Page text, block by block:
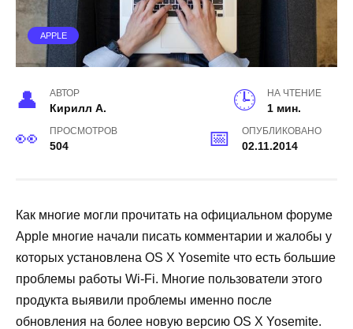
APPLE
АВТОР
Кирилл А.
НА ЧТЕНИЕ
1 мин.
ПРОСМОТРОВ
504
ОПУБЛИКОВАНО
02.11.2014
Как многие могли прочитать на официальном форуме
Apple многие начали писать комментарии и жалобы у
которых установлена OS X Yosemite что есть большие
проблемы работы Wi-Fi. Многие пользователи этого
продукта выявили проблемы именно после
обновления на более новую версию OS X Yosemite.